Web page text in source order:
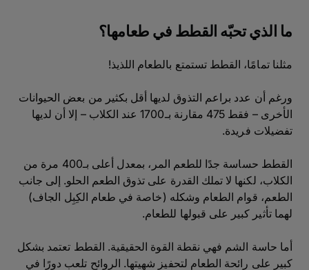
ما الذي تحبّه القطط في طعامها؟
مثلنا تمامًا، القطط تستمتع بالطعام اللذيذ!
ورغم أن عدد براعم التذوق لديها أقل بكثير من بعض الحيوانات
الأخرى – فقط 475 مقارنة بـ1700 عند الكلاب – إلا أن لديها
تفضيلات فريدة.
القطط حساسة جدًا للطعم المر، بمعدل أعلى بـ400 مرة من
الكلاب، لكنها لا تملك القدرة على تذوق الطعم الحلو. إلى جانب
الطعم، قوام الطعام وشكله (خاصة في طعام الكِبِل الجاف)
لهما تأثير كبير على قبولها للطعام.
أما حاسة الشم فهي نقطة القوة الحقيقية. القطط تعتمد بشكل
كبير على رائحة الطعام لتحفيز شهيتها. الروائح تلعب دورًا في